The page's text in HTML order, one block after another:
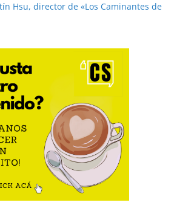
Hsu, director de «Los Caminantes de